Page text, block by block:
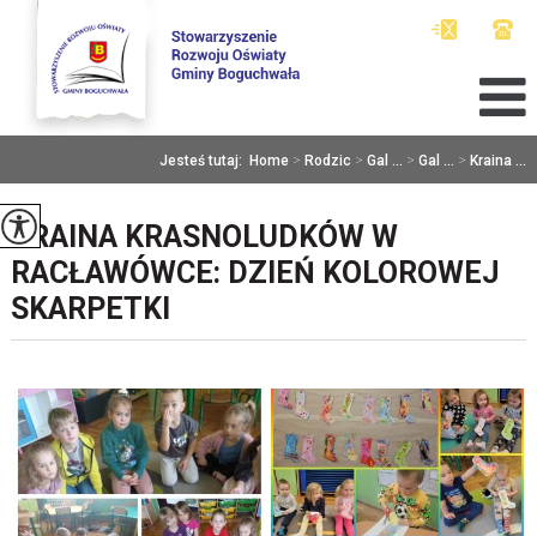
Jesteś tutaj: Home > Rodzic > Gal ... > Gal ... > Kraina ...
KRAINA KRASNOLUDKÓW W
RACŁAWÓWCE: DZIEŃ KOLOROWEJ
SKARPETKI